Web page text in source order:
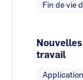
Fin de vie
travail